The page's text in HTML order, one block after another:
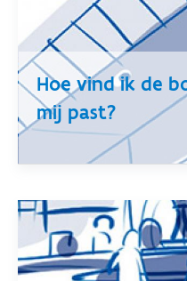
Hoe vind ik de
mij past?